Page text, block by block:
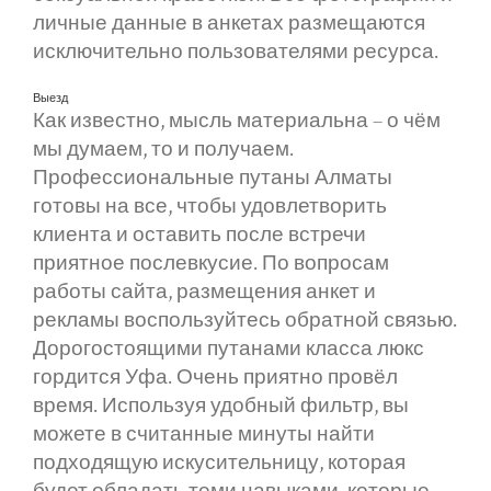
личные данные в анкетах размещаются
исключительно пользователями ресурса.
Выезд
Как известно, мысль материальна – о чём
мы думаем, то и получаем.
Профессиональные путаны Алматы
готовы на все, чтобы удовлетворить
клиента и оставить после встречи
приятное послевкусие. По вопросам
работы сайта, размещения анкет и
рекламы воспользуйтесь обратной связью.
Дорогостоящими путанами класса люкс
гордится Уфа. Очень приятно провёл
время. Используя удобный фильтр, вы
можете в считанные минуты найти
подходящую искусительницу, которая